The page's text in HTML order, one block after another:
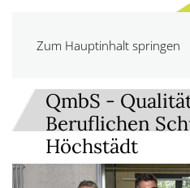
Zum Hauptinhalt springen
QmbS -
Beruflichen
Höchstädt